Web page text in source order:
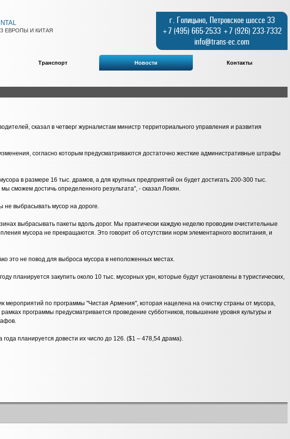
ЕВРОПЫ И КИТАЯ
г. Голицыно, Петровское шоссе 33
+7 (495) 665-2533 +7 (926) 233-7332
info@trans-ec.com
Транспорт Новости Контакты
сказал в четверг журналистам министр территориального управления и развития
согласно которым предусматриваются достаточно жесткие административные штрафы
в размере 16 тыс. драмов, а для крупных предприятий он будет достигать 200-300 тыс.
сможем достичь определенного результата", - сказал Локян.
не выбрасывать мусор на дороге.
выбрасывать пакеты вдоль дорог. Мы практически каждую неделю проводим очистительные
мусора не прекращаются. Это говорит об отсутствии норм элементарного воспитания, и
это не повод для выброса мусора в неположенных местах.
планируется закупить около 10 тыс. мусорных урн, которые будут установлены в туристических,
мероприятий по программы "Чистая Армения", которая нацелена на очистку страны от мусора,
программы предусматривается проведение субботников, повышение уровня культуры и
планируется довести их число до 126. ($1 – 478,54 драма).